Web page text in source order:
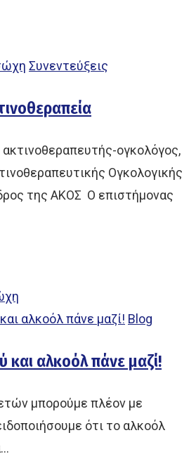
Συνεντεύξεις
ογκολόγος,
Ογκολογικής
της ΑΚΟΣ Ο επιστήμονας
Blog
και αλκοόλ πάνε μαζί!
μπορούμε πλέον με
ότι το αλκοόλ